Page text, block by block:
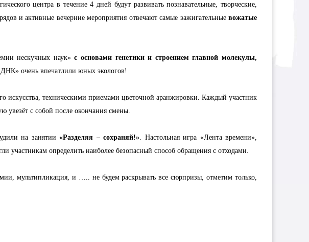
центра в течение 4 дней будут развивать познавательные, творческие,
и активные вечерние мероприятия отвечают самые зажигательные вожатые
нескучных наук»с основами генетики и строением главной молекулы,
очень впечатлили юных экологов!
искусства, техническими приемами цветочной аранжировки. Каждый участник
увезёт с собой после окончания смены.
на занятии «Разделяя – сохраняй!». Настольная игра «Лента времени»,
участникам определить наиболее безопасный способ обращения с отходами.
мультипликация, и ….. не будем раскрывать все сюрпризы, отметим только,